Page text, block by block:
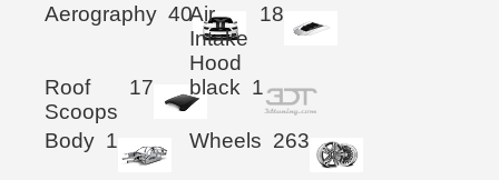
Aerography 40Air
Intake
Hood
18
Roof
Scoops
17 black 1
Body 1 Wheels 263